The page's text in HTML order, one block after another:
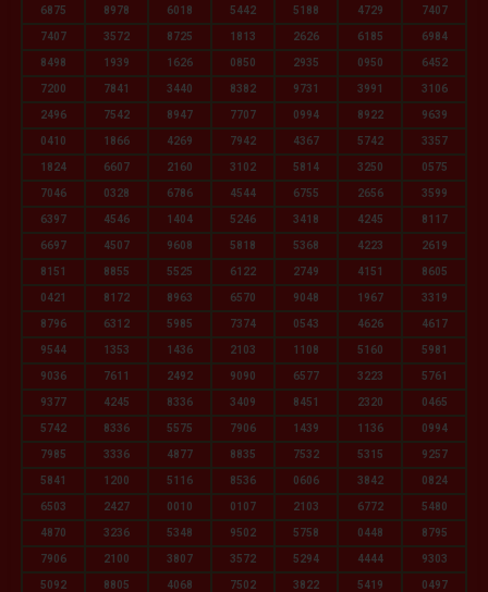
6875 8978 6018 5442 5188 4729 7407
7407 3572 8725 1813 2626 6185 6984
8498 1939 1626 0850 2935 0950 6452
7200 7841 3440 8382 9731 3991 3106
2496 7542 8947 7707 0994 8922 9639
0410 1866 4269 7942 4367 5742 3357
1824 6607 2160 3102 5814 3250 0575
7046 0328 6786 4544 6755 2656 3599
6397 4546 1404 5246 3418 4245 8117
6697 4507 9608 5818 5368 4223 2619
8151 8855 5525 6122 2749 4151 8605
0421 8172 8963 6570 9048 1967 3319
8796 6312 5985 7374 0543 4626 4617
9544 1353 1436 2103 1108 5160 5981
9036 7611 2492 9090 6577 3223 5761
9377 4245 8336 3409 8451 2320 0465
5742 8336 5575 7906 1439 1136 0994
7985 3336 4877 8835 7532 5315 9257
5841 1200 5116 8536 0606 3842 0824
6503 2427 0010 0107 2103 6772 5480
4870 3236 5348 9502 5758 0448 8795
7906 2100 3807 3572 5294 4444 9303
5092 8805 4068 7502 3822 5419 0497